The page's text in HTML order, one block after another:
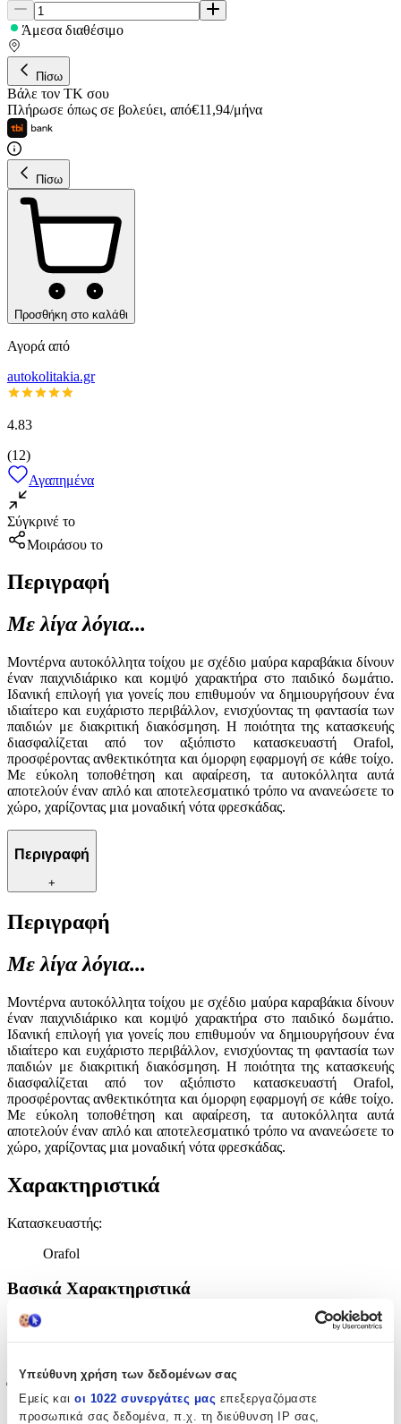
Υπεύθυνη χρήση των δεδομένων σας
Εμείς και οι 1022 συνεργάτες μας επεξεργαζόμαστε
προσωπικά σας δεδομένα, π.χ. τη διεύθυνση IP σας,
Άμεσα διαθέσιμο
Πίσω
Βάλε τον ΤΚ σου
Πλήρωσε όπως σε βολεύει, από€11,94/μήνα
Πίσω
Προσθήκη στο καλάθι
Αγορά από
autokolitakia.gr
4.83
(12)
Αγαπημένα
Σύγκρινέ το
Μοιράσου το
Περιγραφή
Με λίγα λόγια...
Μοντέρνα αυτοκόλλητα τοίχου με σχέδιο μαύρα καραβάκια δίνουν
έναν παιχνιδιάρικο και κομψό χαρακτήρα στο παιδικό δωμάτιο.
Ιδανική επιλογή για γονείς που επιθυμούν να δημιουργήσουν ένα
ιδιαίτερο και ευχάριστο περιβάλλον, ενισχύοντας τη φαντασία των
παιδιών με διακριτική διακόσμηση. Η ποιότητα της κατασκευής
διασφαλίζεται από τον αξιόπιστο κατασκευαστή Orafol,
προσφέροντας ανθεκτικότητα και όμορφη εφαρμογή σε κάθε τοίχο.
Με εύκολη τοποθέτηση και αφαίρεση, τα αυτοκόλλητα αυτά
αποτελούν έναν απλό και αποτελεσματικό τρόπο να ανανεώσετε το
χώρο, χαρίζοντας μια μοναδική νότα φρεσκάδας.
Περιγραφή
+
Περιγραφή
Με λίγα λόγια...
Μοντέρνα αυτοκόλλητα τοίχου με σχέδιο μαύρα καραβάκια δίνουν
έναν παιχνιδιάρικο και κομψό χαρακτήρα στο παιδικό δωμάτιο.
Ιδανική επιλογή για γονείς που επιθυμούν να δημιουργήσουν ένα
ιδιαίτερο και ευχάριστο περιβάλλον, ενισχύοντας τη φαντασία των
παιδιών με διακριτική διακόσμηση. Η ποιότητα της κατασκευής
διασφαλίζεται από τον αξιόπιστο κατασκευαστή Orafol,
προσφέροντας ανθεκτικότητα και όμορφη εφαρμογή σε κάθε τοίχο.
Με εύκολη τοποθέτηση και αφαίρεση, τα αυτοκόλλητα αυτά
αποτελούν έναν απλό και αποτελεσματικό τρόπο να ανανεώσετε το
χώρο, χαρίζοντας μια μοναδική νότα φρεσκάδας.
Χαρακτηριστικά
Κατασκευαστής:
Orafol
Βασικά Χαρακτηριστικά
Είδος: